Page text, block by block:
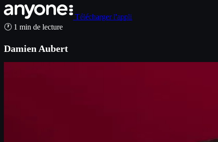
Télécharger l'appli
🕐 1 min de lecture
Damien Aubert